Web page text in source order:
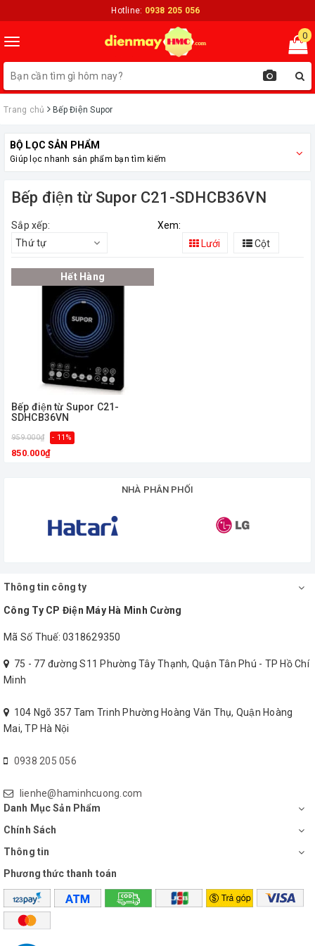
Hotline: 0938 205 056
Toggle
navigation
0
Trang chủ Bếp Điện Supor
BỘ LỌC SẢN PHẨM
Giúp lọc nhanh sản phẩm bạn tìm kiếm
Bếp điện từ Supor C21-SDHCB36VN
Sắp xếp:
Thứ tự
Xem:
Lưới
Cột
Hết Hàng
Bếp điện từ Supor C21-
SDHCB36VN
959.000₫ - 11%
850.000₫
NHÀ PHÂN PHỐI
Thông tin công ty
Công Ty CP Điện Máy Hà Minh Cường
Mã Số Thuế: 0318629350
75 - 77 đường S11 Phường Tây Thạnh, Quận Tân Phú - TP Hồ Chí
Minh
104 Ngõ 357 Tam Trinh Phường Hoàng Văn Thụ, Quận Hoàng
Mai, TP Hà Nội
0938 205 056
lienhe@haminhcuong.com
Danh Mục Sản Phẩm
Chính Sách
Thông tin
Phương thức thanh toán